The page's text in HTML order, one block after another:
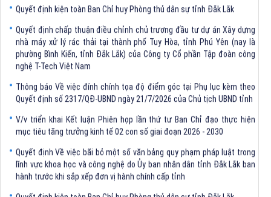
Quyết định chấp thuận điều chỉnh chủ trương đầu tư dự án Xây dựng
nhà máy xử lý rác thải tại thành phố Tuy Hòa, tỉnh Phú Yên (nay là
phường Bình Kiến, tỉnh Đắk Lắk) của Công ty Cổ phần Tập đoàn công
nghệ T-Tech Việt Nam
Thông báo Về việc đính chính tọa độ điểm góc tại Phụ lục kèm theo
Quyết định số 2317/QĐ-UBND ngày 21/7/2026 của Chủ tịch UBND tỉnh
V/v triển khai Kết luận Phiên họp lần thứ tư Ban Chỉ đạo thực hiện
mục tiêu tăng trưởng kinh tế 02 con số giai đoạn 2026 - 2030
Quyết định Về việc bãi bỏ một số văn bảng quy phạm pháp luật trong
lĩnh vực khoa học và công nghệ do Ủy ban nhân dân tỉnh Đắk Lắk ban
hành trước khi sắp xếp đơn vị hành chính cấp tỉnh
Quyết định kiện toàn Ban Chỉ huy Phòng thủ dân sự tỉnh Đắk Lắk